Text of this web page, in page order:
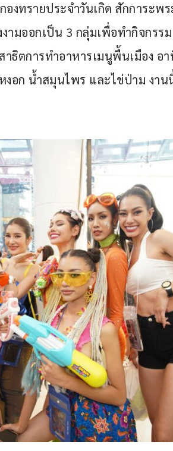
งทรายประจำวันเกิด สักการะพ
ามออกเป็น 3 กลุ่มเพื่อทำกิจกรร
ธิตการทำอาหารเมนูพื้นเมือง อา
อก น้ำสมุนไพร และไข่ป่าม งา